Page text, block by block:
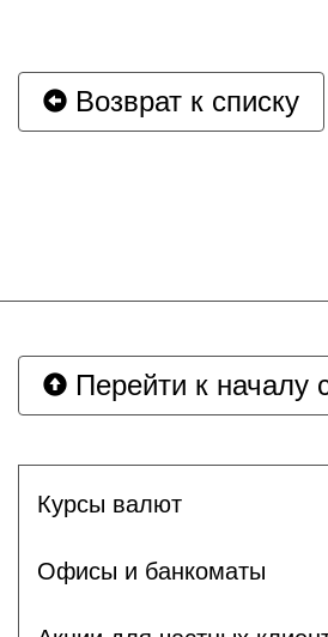
Возврат к списку
Перейти к началу
Курсы валют
Офисы и банкоматы